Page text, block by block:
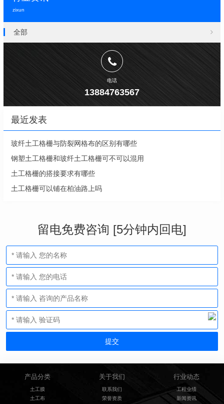
zixun
全部
电话
13884763567
最近发表
玻纤土工格栅与防裂网格布的区别有哪些
钢塑土工格栅和玻纤土工格栅可不可以混用
土工格栅的搭接要求有哪些
土工格栅可以铺在柏油路上吗
留电免费咨询 [5分钟内回电]
产品分类
土工膜
土工布
关于我们
联系我们
荣誉资质
行业动态
工程业绩
新闻资讯